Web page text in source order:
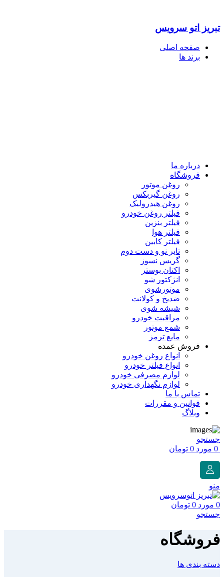
تبریز اتو سرویس
صفحه اصلی
برند ها
درباره ما
فروشگاه
روغن موتور
روغن گیربکس
روغن هیدرولیک
فیلتر روغن خودرو
فیلتر بنزین
فیلتر هوا
فیلتر کابین
تایر نو و دست دوم
گریس نسوز
اکتان بوستر
انژکتور شو
موتورشوی
ضدیخ و کولانت
شیشه شوی
مراقبت خودرو
شمع موتور
مایع ترمز
فروش عمده
انواع روغن خودرو
انواع فیلتر خودرو
لوازم مصرفی خودرو
لوازم نگهداری خودرو
تماس با ما
قوانین و مقررات
وبلاگ
جستجو
0 مورد 0 تومان
منو
0 مورد 0 تومان
جستجو
فروشگاه
دسته بندی ها